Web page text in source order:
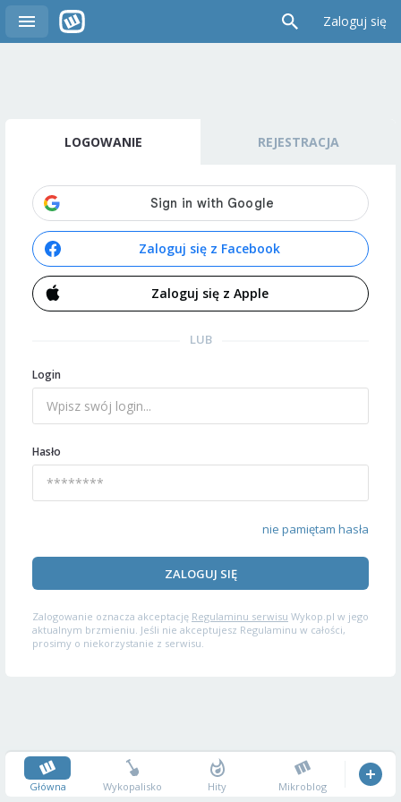
Zaloguj się
LOGOWANIE REJESTRACJA
Zaloguj się z Facebook
Zaloguj się z Apple
LUB
Login
Hasło
nie pamiętam hasła
ZALOGUJ SIĘ
Zalogowanie oznacza akceptację Regulaminu serwisu Wykop.pl w jego
aktualnym brzmieniu. Jeśli nie akceptujesz Regulaminu w całości,
prosimy o niekorzystanie z serwisu.
Główna Wykopalisko Hity Mikroblog